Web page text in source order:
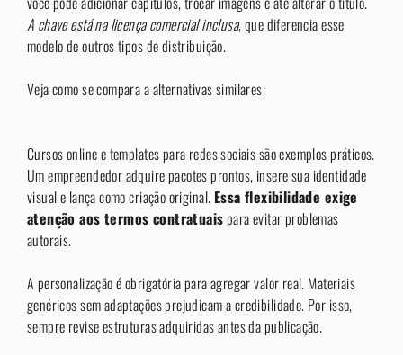
A chave está na licença comercial inclusa, que diferencia esse
modelo de outros tipos de distribuição.
Veja como se compara a alternativas similares:
Cursos online e templates para redes sociais são exemplos práticos.
Um empreendedor adquire pacotes prontos, insere sua identidade
visual e lança como criação original. Essa flexibilidade exige
atenção aos termos contratuaispara evitar problemas
autorais.
A personalização é obrigatória para agregar valor real. Materiais
genéricos sem adaptações prejudicam a credibilidade. Por isso,
sempre revise estruturas adquiridas antes da publicação.